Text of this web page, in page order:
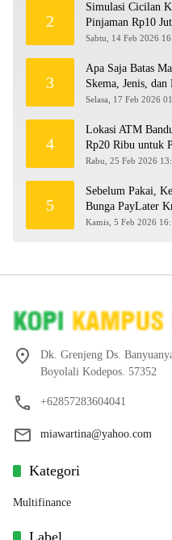
2
Simulasi Cicilan
Pinjaman Rp10
Sabtu, 14 Feb 2026
3
Apa Saja Batas
Skema, Jenis,
Selasa, 17 Feb 2026
4
Lokasi ATM
Rp20 Ribu untuk
Rabu, 25 Feb 2026
5
Sebelum Pakai,
Bunga PayLater
2026
Kamis, 5 Feb 2026
Dk. Grenjeng Ds.
Boyolali Kodepos. 57352
+62857283604041
miawartina@yahoo.com
Kategori
Multifinance